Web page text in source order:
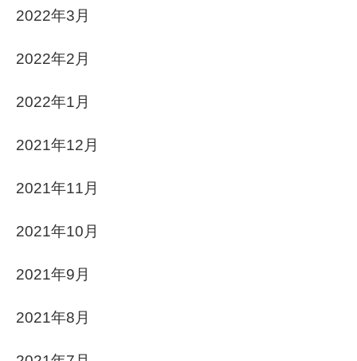
2022年3月
2022年2月
2022年1月
2021年12月
2021年11月
2021年10月
2021年9月
2021年8月